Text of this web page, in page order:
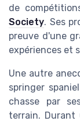
de
Society. Ses
preuve d'une
expériences et
Une autre
springer
chasse par
terrain. Durant